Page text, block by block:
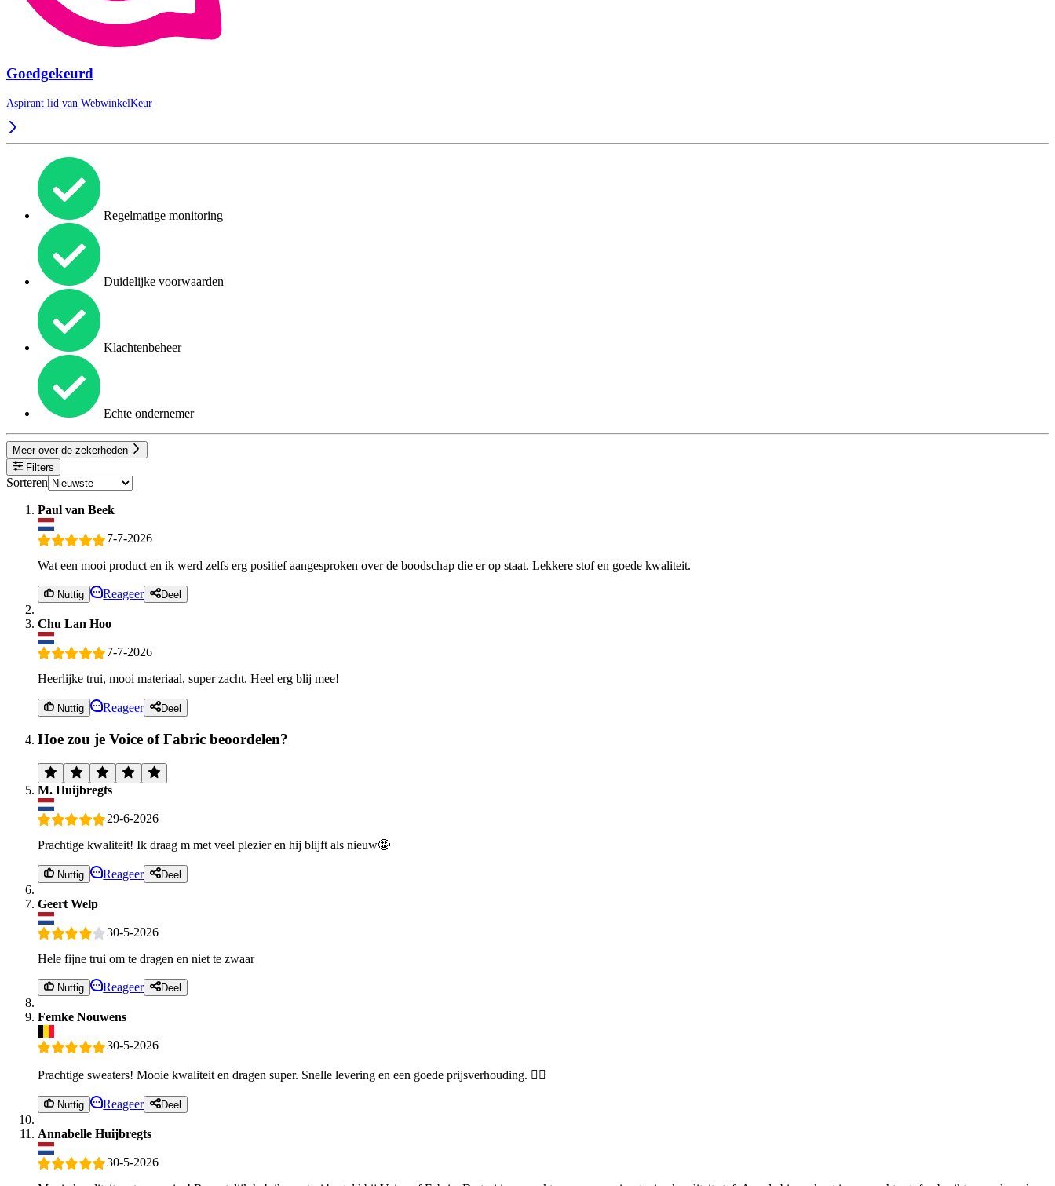
Goedgekeurd
Aspirant lid van WebwinkelKeur
Regelmatige monitoring
Duidelijke voorwaarden
Klachtenbeheer
Echte ondernemer
Meer over de zekerheden
Filters
Sorteren
Paul van Beek
7-7-2026
Wat een mooi product en ik werd zelfs erg positief aangesproken over de boodschap die er op staat. Lekkere stof en goede kwaliteit.
Nuttig Reageer Deel
Chu Lan Hoo
7-7-2026
Heerlijke trui, mooi materiaal, super zacht. Heel erg blij mee!
Nuttig Reageer Deel
Hoe zou je Voice of Fabric beoordelen?
M. Huijbregts
29-6-2026
Prachtige kwaliteit! Ik draag m met veel plezier en hij blijft als nieuw🤩
Nuttig Reageer Deel
Geert Welp
30-5-2026
Hele fijne trui om te dragen en niet te zwaar
Nuttig Reageer Deel
Femke Nouwens
30-5-2026
Prachtige sweaters! Mooie kwaliteit en dragen super. Snelle levering en een goede prijsverhouding. 👍🏻
Nuttig Reageer Deel
Annabelle Huijbregts
30-5-2026